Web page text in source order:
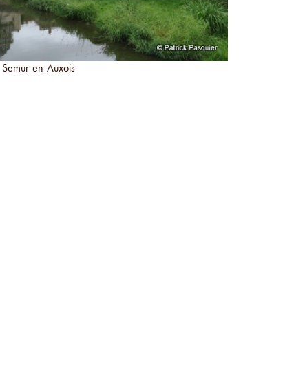
Semur-en-Auxois